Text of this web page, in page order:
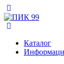
Каталог